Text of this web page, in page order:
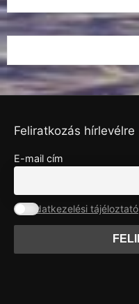
Feliratkozás hírlevélre
E-mail cím
Adatkezelési tájéloztató